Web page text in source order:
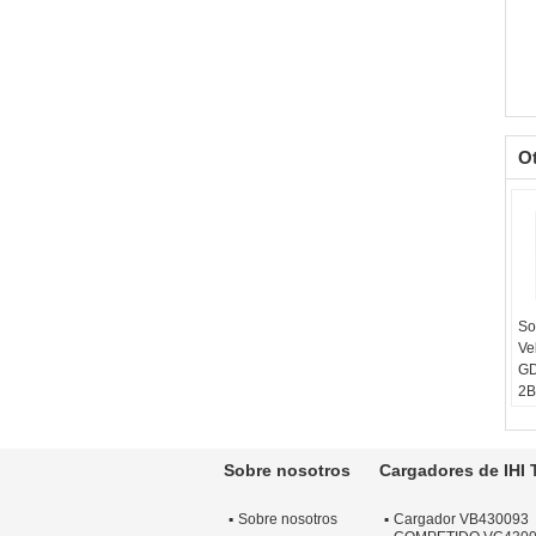
Sobre nosotros
Sobre nosotros
Cargadores de IHI
Cargador VB430093